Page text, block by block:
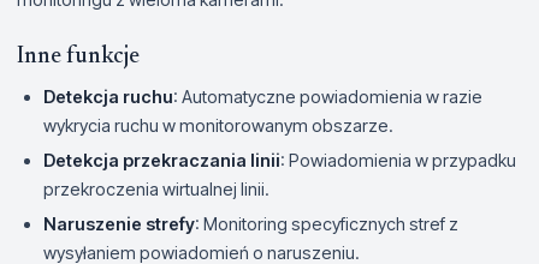
Inne funkcje
Detekcja ruchu: Automatyczne powiadomienia w razie
wykrycia ruchu w monitorowanym obszarze.
Detekcja przekraczania linii: Powiadomienia w przypadku
przekroczenia wirtualnej linii.
Naruszenie strefy: Monitoring specyficznych stref z
wysyłaniem powiadomień o naruszeniu.